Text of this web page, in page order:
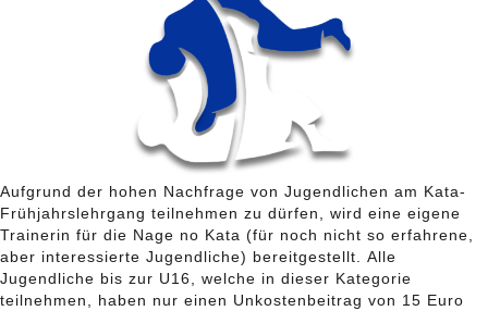
Aufgrund der hohen Nachfrage von Jugendlichen am Kata-
Frühjahrslehrgang teilnehmen zu dürfen, wird eine eigene
Trainerin für die Nage no Kata (für noch nicht so erfahrene,
aber interessierte Jugendliche) bereitgestellt. Alle
Jugendliche bis zur U16, welche in dieser Kategorie
teilnehmen, haben nur einen Unkostenbeitrag von 15 Euro